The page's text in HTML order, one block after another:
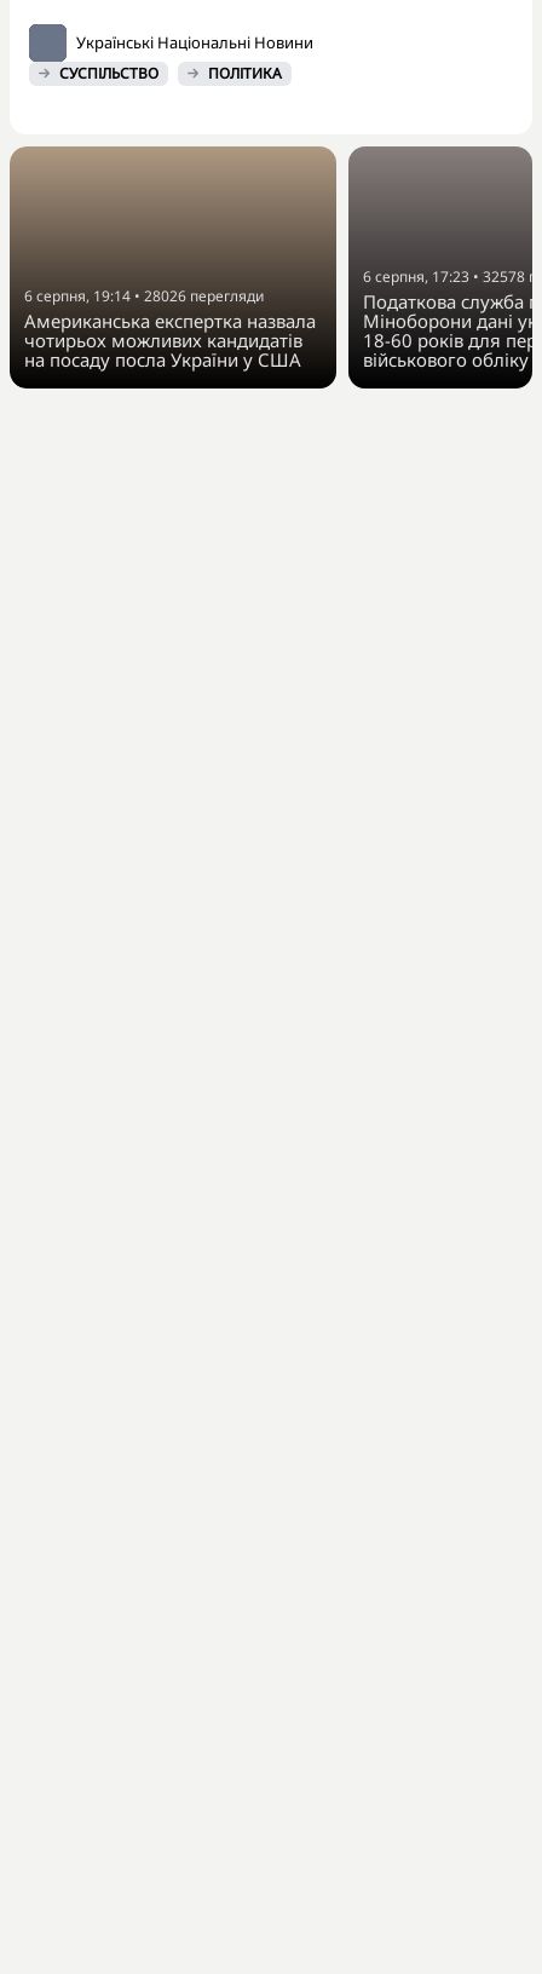
Українські Національні Новини
СУСПІЛЬСТВО ПОЛІТИКА
6 серпня, 19:14 • 28026 перегляди
Американська експертка назвала
чотирьох можливих кандидатів
на посаду посла України у США
6 серпня, 17:23 • 32578
Податкова служба
Міноборони дані
18-60 років для
військового обліку